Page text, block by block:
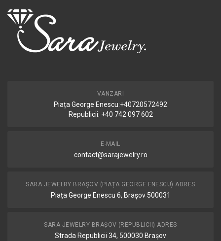
VANZARI
Piața George Enescu:+40720572492
Republicii: +40 742 097 602
E-MAIL
contact@sarajewelry.ro
SARA JEWELRY BRAȘOV (PIAȚA GEORGE ENESCU) ADRES
Piața George Enescu 6, Brașov 500031
SARA JEWELRY BRAȘOV (REPUBLICII) ADRES
Strada Republicii 34, 500030 Brașov